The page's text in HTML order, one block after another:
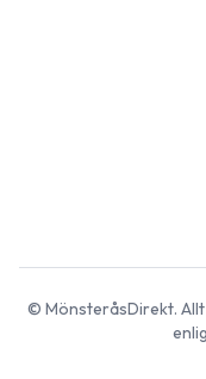
© MönsteråsDirekt.